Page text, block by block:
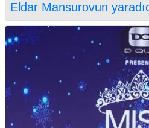
Eldar Mansurovun